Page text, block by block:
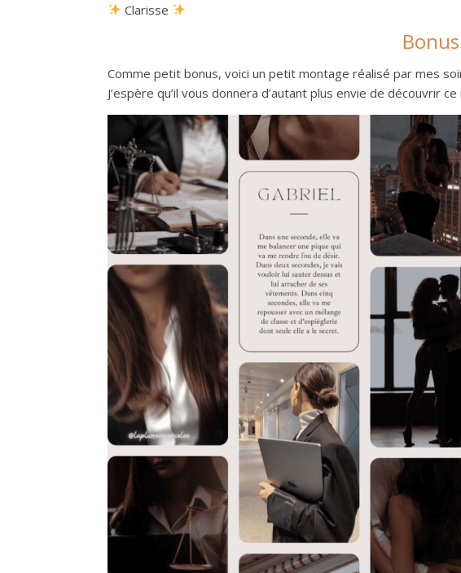
Clarisse
Bonus
Comme petit bonus, voici un petit montage réalisé par mes
J’espère qu’il vous donnera d’autant plus envie de découvrir ce